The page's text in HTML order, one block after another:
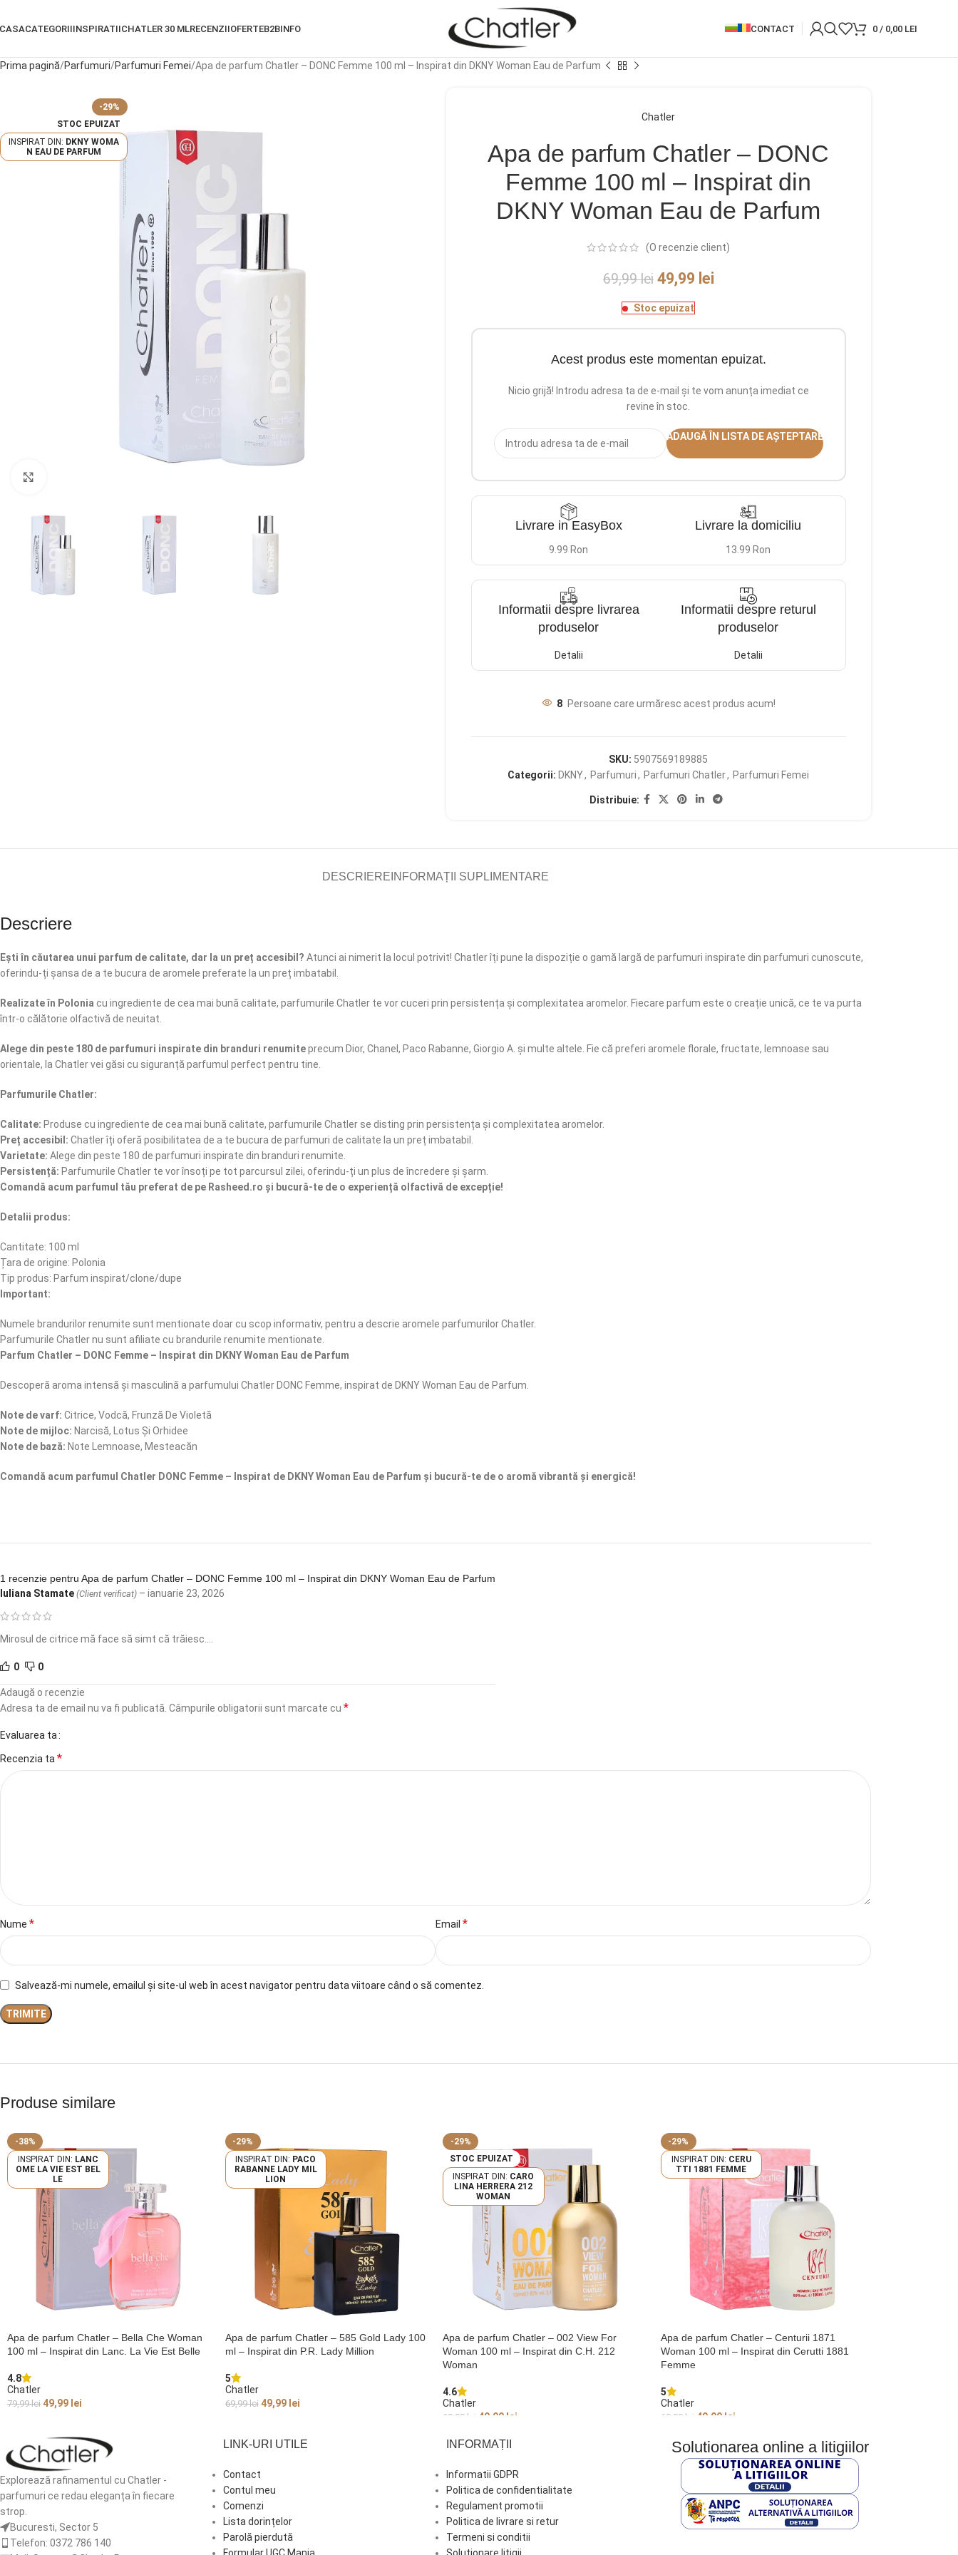
CATEGORIIINSPIRATIICHATLER 30 MLRECENZIIOFERTEB2BINFO CONTACT 0 / 0,00 LEI
Prima pagină Parfumuri Parfumuri Femei Apa de parfum Chatler – DONC Femme 100 ml – Inspirat din DKNY Woman Eau de Parfum
-29%
STOC EPUIZAT
DKNY WOMA
N EAU DE PARFUM
Chatler
Apa de parfum Chatler – DONC
Femme 100 ml – Inspirat din
DKNY Woman Eau de Parfum
(O recenzie client)
69,99lei 49,99 lei
Stoc epuizat
Acest produs este momentan epuizat.
Nicio grijă! Introdu adresa ta de e-mail și te vom anunța imediat ce
revine în stoc.
ADAUGĂ ÎN LISTA DE AȘTEPTARE
Livrare in EasyBox
9.99 Ron
Livrare la domiciliu
13.99 Ron
Informatii despre livrarea
produselor
Detalii
Informatii despre returul
produselor
Detalii
8 Persoane care urmăresc acest produs acum!
SKU: 5907569189885
Categorii: DKNY, Parfumuri , Parfumuri Chatler, Parfumuri Femei
Distribuie:
DESCRIERE INFORMAȚII SUPLIMENTARE
Descriere
Ești în căutarea unui parfum de calitate, dar la un preț accesibil? Atunci ai nimerit la locul potrivit! Chatler îți pune la dispoziție o gamă largă de parfumuri inspirate din parfumuri cunoscute,
oferindu-ți șansa de a te bucura de aromele preferate la un preț imbatabil.
Realizate în Polonia cu ingrediente de cea mai bună calitate, parfumurile Chatler te vor cuceri prin persistența și complexitatea aromelor. Fiecare parfum este o creație unică, ce te va purta
într-o călătorie olfactivă de neuitat.
Alege din peste 180 de parfumuri inspirate din branduri renumiteprecum Dior, Chanel, Paco Rabanne, Giorgio A. și multe altele. Fie că preferi aromele florale, fructate, lemnoase sau
orientale, la Chatler vei găsi cu siguranță parfumul perfect pentru tine.
Parfumurile Chatler:
Calitate: Produse cu ingrediente de cea mai bună calitate, parfumurile Chatler se disting prin persistența și complexitatea aromelor.
Preț accesibil: Chatler îți oferă posibilitatea de a te bucura de parfumuri de calitate la un preț imbatabil.
Varietate: Alege din peste 180 de parfumuri inspirate din branduri renumite.
Persistență: Parfumurile Chatler te vor însoți pe tot parcursul zilei, oferindu-ți un plus de încredere și șarm.
Comandă acum parfumul tău preferat de pe Rasheed.ro și bucură-te de o experiență olfactivă de excepție!
Detalii produs:
Cantitate: 100 ml
Țara de origine: Polonia
Tip produs: Parfum inspirat/clone/dupe
Important:
Numele brandurilor renumite sunt mentionate doar cu scop informativ, pentru a descrie aromele parfumurilor Chatler.
Parfumurile Chatler nu sunt afiliate cu brandurile renumite mentionate.
Parfum Chatler – DONC Femme – Inspirat din DKNY Woman Eau de Parfum
Descoperă aroma intensă și masculină a parfumului Chatler DONC Femme, inspirat de DKNY Woman Eau de Parfum.
Note de varf: Citrice, Vodcă, Frunză De Violetă
Note de mijloc: Narcisă, Lotus Și Orhidee
Note de bază: Note Lemnoase, Mesteacăn
Comandă acum parfumul Chatler DONC Femme – Inspirat de DKNY Woman Eau de Parfum și bucură-te de o aromă vibrantă și energică!
1 recenzie pentru Apa de parfum Chatler – DONC Femme 100 ml – Inspirat din DKNY Woman Eau de Parfum
Iuliana Stamate (Client verificat) – ianuarie 23, 2026
Mirosul de citrice mă face să simt că trăiesc….
0 0
Adaugă o recenzie
Adresa ta de email nu va fi publicată. Câmpurile obligatorii sunt marcate cu *
Evaluarea ta
Recenzia ta*
Nume * Email *
Salvează-mi numele, emailul și site-ul web în acest navigator pentru data viitoare când o să comentez.
Produse similare
-38%
LANC
OME LA VIE EST BEL
LE
Apa de parfum Chatler – Bella Che Woman
100 ml – Inspirat din Lanc. La Vie Est Belle
4.8
Chatler
79,99lei 49,99 lei
-29%
PACO
RABANNE LADY MIL
LION
Apa de parfum Chatler – 585 Gold Lady 100
ml – Inspirat din P.R. Lady Million
5
Chatler
69,99lei 49,99 lei
-29%
STOC EPUIZAT
CARO
LINA HERRERA 212
WOMAN
Apa de parfum Chatler – 002 View For
Woman 100 ml – Inspirat din C.H. 212
Woman
4.6
Chatler
69,99 lei 49,99 lei
-29%
CERU
TTI 1881 FEMME
Apa de parfum Chatler – Centurii 1871
Woman 100 ml – Inspirat din Cerutti 1881
Femme
5
Chatler
69,99 lei 49,99 lei
Explorează rafinamentul cu Chatler -
parfumuri ce redau eleganța în fiecare
strop.
Bucuresti, Sector 5
Telefon: 0372 786 140
LINK-URI UTILE
Contact
Contul meu
Comenzi
Lista dorințelor
Parolă pierdută
INFORMAȚII
Informatii GDPR
Politica de confidentialitate
Regulament promotii
Politica de livrare si retur
Termeni si conditii
Solutionarea online a litigiilor